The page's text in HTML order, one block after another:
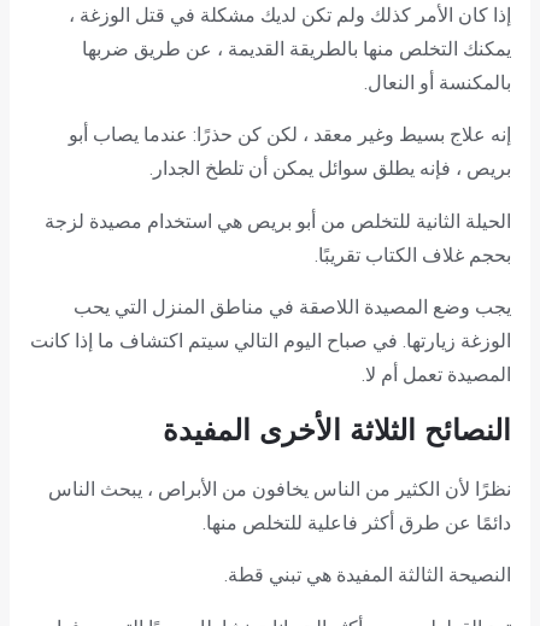
إذا كان الأمر كذلك ولم تكن لديك مشكلة في قتل الوزغة ،
يمكنك التخلص منها بالطريقة القديمة ، عن طريق ضربها
بالمكنسة أو النعال.
إنه علاج بسيط وغير معقد ، لكن كن حذرًا: عندما يصاب أبو
بريص ، فإنه يطلق سوائل يمكن أن تلطخ الجدار.
الحيلة الثانية للتخلص من أبو بريص هي استخدام مصيدة لزجة
بحجم غلاف الكتاب تقريبًا.
يجب وضع المصيدة اللاصقة في مناطق المنزل التي يحب
الوزغة زيارتها. في صباح اليوم التالي سيتم اكتشاف ما إذا كانت
المصيدة تعمل أم لا.
النصائح الثلاثة الأخرى المفيدة
نظرًا لأن الكثير من الناس يخافون من الأبراص ، يبحث الناس
دائمًا عن طرق أكثر فاعلية للتخلص منها.
النصيحة الثالثة المفيدة هي تبني قطة.